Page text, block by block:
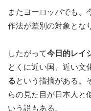
またヨーロッパでも、
作法が差別の対象とな
したがって今日的レイ
とくに近い国、近い文
るという指摘がある。
らの見た目が日本人と
いう説もある。